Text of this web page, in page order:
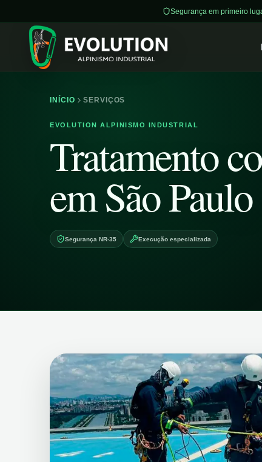
Segurança em primeiro
INÍCIO SERVIÇOS
EVOLUTION ALPINISMO INDUSTRIAL
Tratamento
em São Paulo
Segurança NR-35 Execução especializada